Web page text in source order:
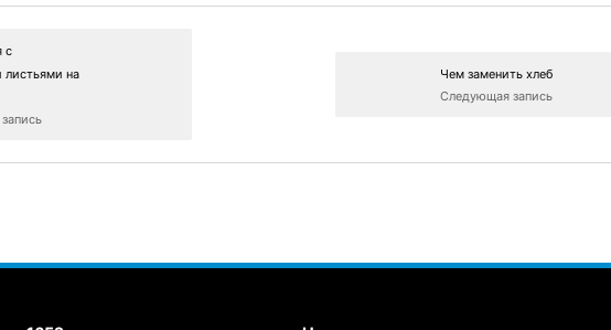
с
на
Чем заменить хлеб
Следующая запись